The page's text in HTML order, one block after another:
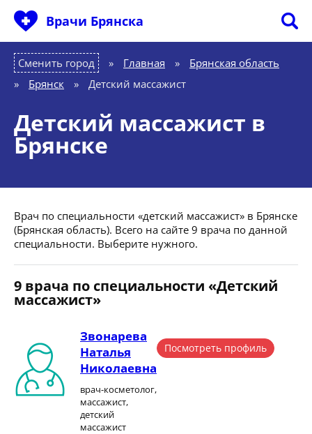
Врачи Брянска
Сменить город Главная »
Брянская область
»
Брянск » Детский массажист
Детский массажист в
Брянске
Врач по специальности «детский массажист» в Брянске
(Брянская область). Всего на сайте 9 врача по данной
специальности. Выберите нужного.
9 врача по специальности «Детский
массажист»
Звонарева
Наталья
Николаевна
врач-косметолог,
массажист,
детский
массажист
Посмотреть профиль